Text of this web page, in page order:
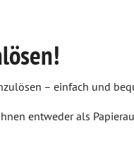
– einfach und
entweder als